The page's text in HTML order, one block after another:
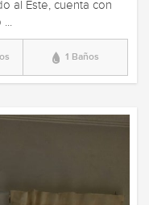
al Este, cuenta con
...
1 Baños